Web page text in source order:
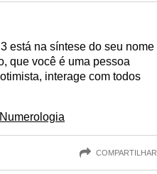
está na síntese do seu nome
que você é uma pessoa
interage com todos
COMPARTILHAR